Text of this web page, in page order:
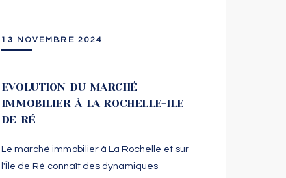
13 NOVEMBRE 2024
EVOLUTION DU MARCHÉ
IMMOBILIER À LA ROCHELLE-ILE
DE RÉ
Le marché immobilier à La Rochelle et sur
l'Île de Ré connaît des dynamiques